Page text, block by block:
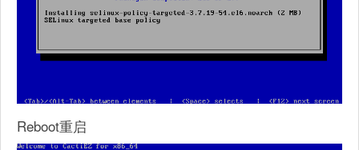
Reboot重启